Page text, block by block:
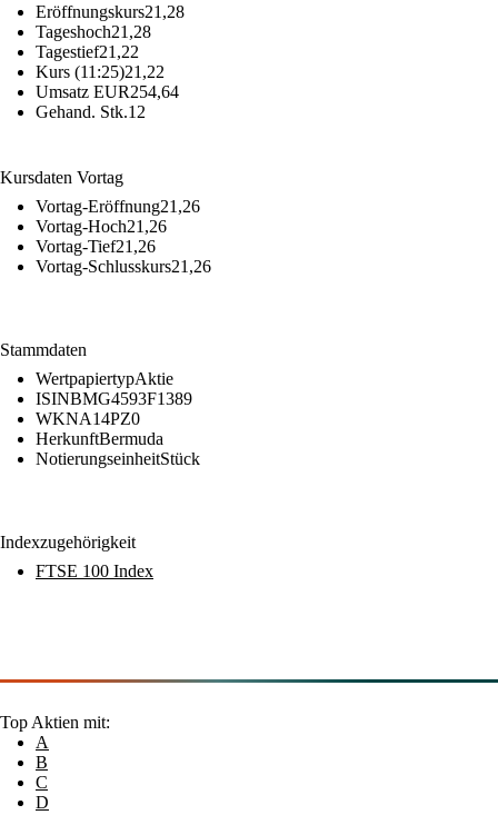
Eröffnungskurs21,28
Tageshoch21,28
Tagestief21,22
Kurs (11:25)21,22
Umsatz EUR254,64
Gehand. Stk.12
Kursdaten Vortag
Vortag-Eröffnung21,26
Vortag-Hoch21,26
Vortag-Tief21,26
Vortag-Schlusskurs21,26
Stammdaten
WertpapiertypAktie
ISINBMG4593F1389
WKNA14PZ0
HerkunftBermuda
NotierungseinheitStück
Indexzugehörigkeit
FTSE 100 Index
Top Aktien mit:
A
B
C
D